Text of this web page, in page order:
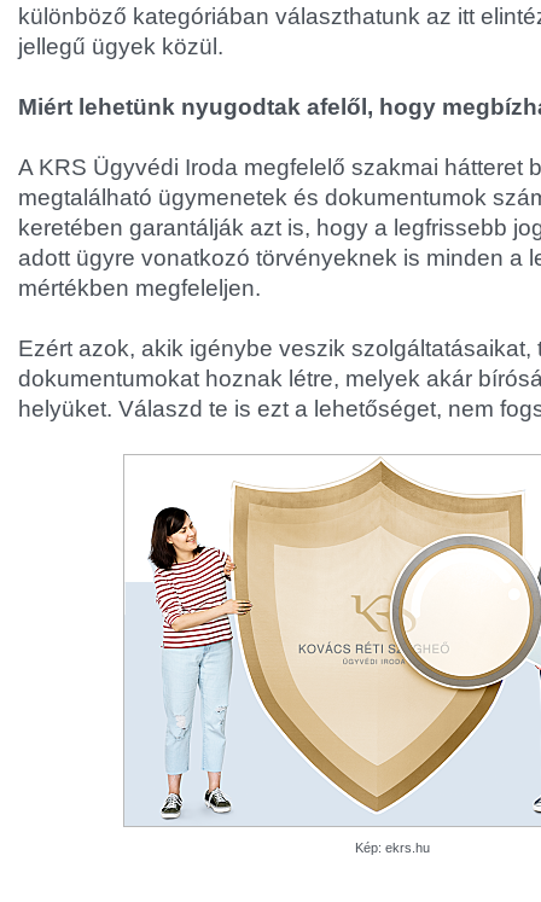
különböző kategóriában választhatunk az itt
jellegű ügyek közül.
Miért lehetünk nyugodtak afelől, hogy
A KRS Ügyvédi Iroda megfelelő szakmai hátteret
megtalálható ügymenetek és dokumentumok
keretében garantálják azt is, hogy a legfrissebb
adott ügyre vonatkozó törvényeknek is minden a
mértékben megfeleljen.
Ezért azok, akik igénybe veszik szolgáltatásaikat,
dokumentumokat hoznak létre, melyek akár
helyüket. Válaszd te is ezt a lehetőséget, nem
Kép: ekrs.hu